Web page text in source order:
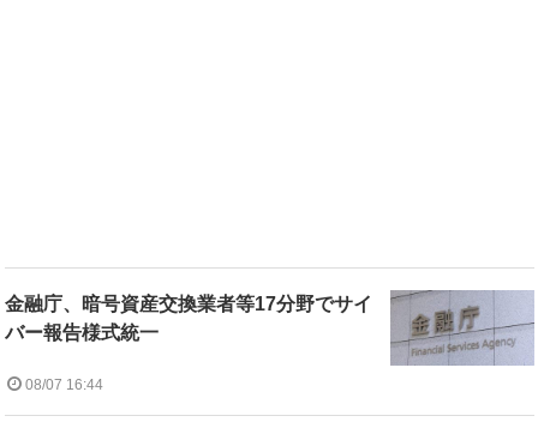
金融庁、暗号資産交換業者等17分野でサイ
バー報告様式統一
08/07 16:44